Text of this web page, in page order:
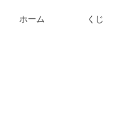
ホーム くじ